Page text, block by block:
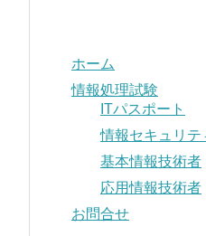
ホーム
情報処理試験
ITパスポート
情報セキュリテ
基本情報技術者
応用情報技術者
お問合せ